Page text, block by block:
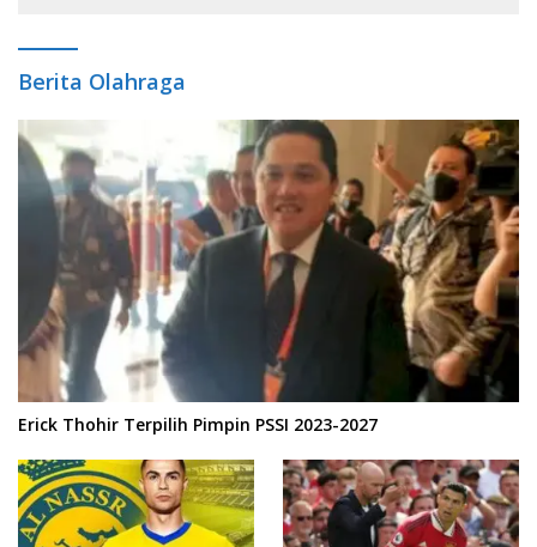
Berita Olahraga
Erick Thohir Terpilih Pimpin PSSI 2023-2027